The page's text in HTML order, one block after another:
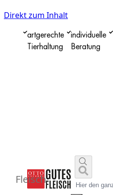
Direkt zum Inhalt
artgerechte
Tierhaltung
individuelle
Beratung
Fleisch